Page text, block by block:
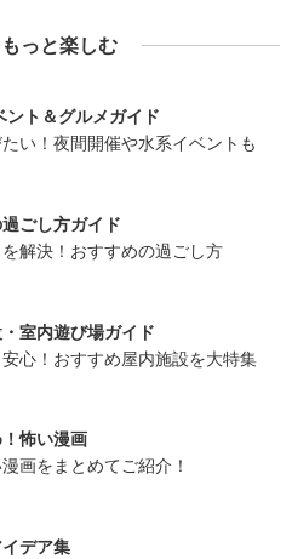
っと楽しむ
ト＆グルメガイド
い！夜間開催や水系イベントも
ごし方ガイド
を解決！おすすめの過ごし方
室内遊び場ガイド
心！おすすめ屋内施設を大特集
怖い漫画
画をまとめてご紹介！
デア集